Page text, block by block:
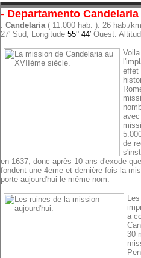
- Departamento Candelaria
: Candelaria ( 11.000 hab. ). 26 hab./
27' Sud, Longitude 55° 44′ Ouest.
effet
de
en 1637, donc après 10 ans d'exode
fondent une 4eme et dernière fois la
porte aujourd'hui le même nom.
a
30